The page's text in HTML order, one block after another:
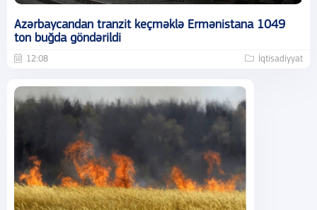
Azərbaycandan tranzit keçməklə Ermənistana 1049
ton buğda göndərildi
12:08 İqtisadiyyat